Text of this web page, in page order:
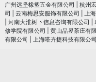
广州远坚橡塑五金有限公司
杭州
司
云南梅思安服饰有限公司 上
河南大淮树下信息咨询有限公司
修学院有限公司
黄山品昱茶庄有
有限公司
上海嗒卉捷科技有限公司